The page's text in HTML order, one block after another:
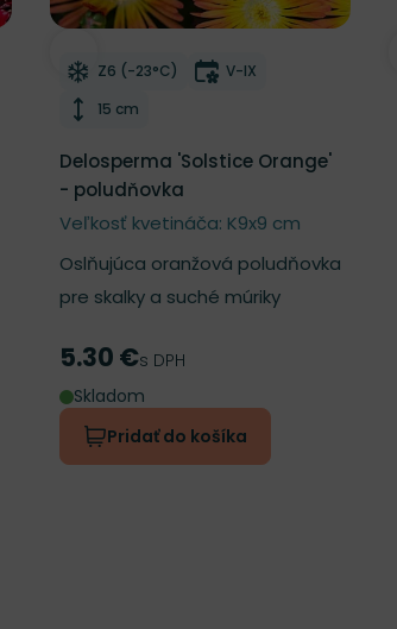
Odober do zoznamu želaní
Mrazuvzdornosť
Z6 (-23°C) Doba kvitnutia
V-IX
Výška rastliny
15 cm
Delosperma 'Solstice Orange'
- poludňovka
Veľkosť kvetináča: K9x9 cm
Oslňujúca oranžová poludňovka
pre skalky a suché múriky
Cena
5.30 €s DPH
Skladom
Pridať do košíka